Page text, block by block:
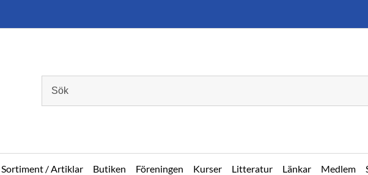
Sortiment / Artiklar Butiken Föreningen Kurser Litteratur Länkar Medlem